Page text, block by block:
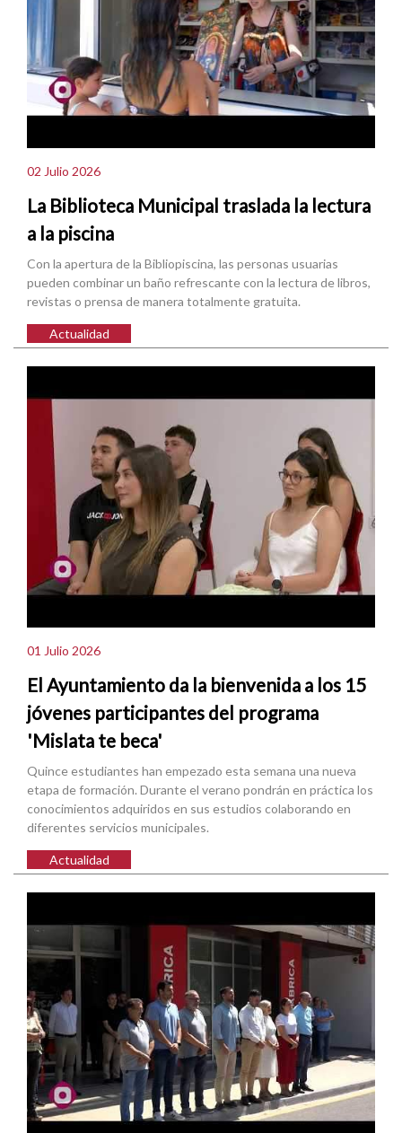
02 Julio 2026
La Biblioteca Municipal traslada la lectura
a la piscina
Con la apertura de la Bibliopiscina, las personas usuarias
pueden combinar un baño refrescante con la lectura de libros,
revistas o prensa de manera totalmente gratuita.
Actualidad
01 Julio 2026
El Ayuntamiento da la bienvenida a los 15
jóvenes participantes del programa
'Mislata te beca'
Quince estudiantes han empezado esta semana una nueva
etapa de formación. Durante el verano pondrán en práctica los
conocimientos adquiridos en sus estudios colaborando en
diferentes servicios municipales.
Actualidad